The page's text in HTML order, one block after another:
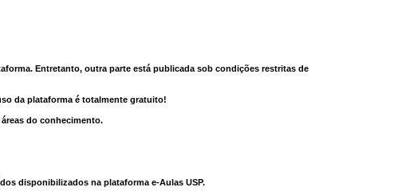
Entretanto, outra parte está publicada sob condições restritas de
da plataforma é totalmente gratuito!
do conhecimento.
disponibilizados na plataforma e-Aulas USP.